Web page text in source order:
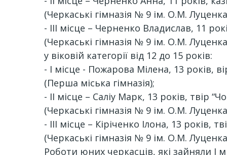
(Черкаські гімназія № 9 ім. О.М.
- ІІІ місце – Черненко Владислав, 11
(Черкаські гімназія № 9 ім. О.М.
у віковій категорії від 12 до 15 років:
- І місце - Пожарова Мілена, 13 років,
(Перша міська гімназія);
- ІІ місце – Саліу Марк, 13 років, твір
(Черкаські гімназія № 9 ім. О.М.
- ІІІ місце – Кіріченко Ілона, 13 років,
(Черкаські гімназія № 9 ім. О.М.
Роботи юних черкасців, які зайняли І